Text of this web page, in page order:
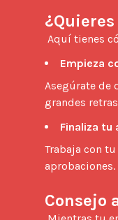
Aquí tienes
Empieza
Asegúrate de
grandes
Finaliza tu
Trabaja con
aprobaciones.
Consejo